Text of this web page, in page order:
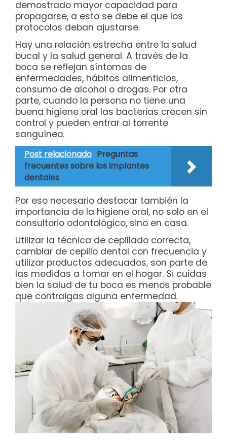
demostrado mayor capacidad para
propagarse, a esto se debe el que los
protocolos deban ajustarse.
Hay una relación estrecha entre la salud
bucal y la salud general. A través de la
boca se reflejan síntomas de
enfermedades, hábitos alimenticios,
consumo de alcohol o drogas. Por otra
parte, cuando la persona no tiene una
buena higiene oral las bacterias crecen sin
control y pueden entrar al torrente
sanguíneo.
Post relacionado Preguntas
frecuentes sobre los implantes
dentales
Por eso necesario destacar también la
importancia de la higiene oral, no solo en el
consultorio odontológico, sino en casa.
Utilizar la técnica de cepillado correcta,
cambiar de cepillo dental con frecuencia y
utilizar productos adecuados, son parte de
las medidas a tomar en el hogar. Si cuidas
bien la salud de tu boca es menos probable
que contraigas alguna enfermedad.